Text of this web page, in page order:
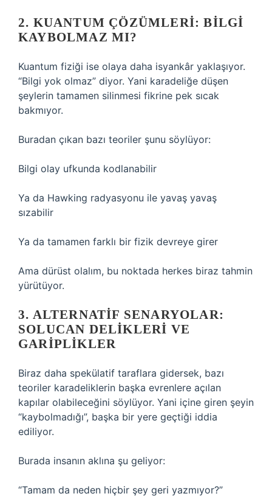
2. KUANTUM ÇÖZÜMLERI: BILGI
KAYBOLMAZ MI?
Kuantum fiziği ise olaya daha isyankâr yaklaşıyor.
“Bilgi yok olmaz” diyor. Yani karadeliğe düşen
şeylerin tamamen silinmesi fikrine pek sıcak
bakmıyor.
Buradan çıkan bazı teoriler şunu söylüyor:
Bilgi olay ufkunda kodlanabilir
Ya da Hawking radyasyonu ile yavaş yavaş
sızabilir
Ya da tamamen farklı bir fizik devreye girer
Ama dürüst olalım, bu noktada herkes biraz tahmin
yürütüyor.
3. ALTERNATIF SENARYOLAR:
SOLUCAN DELIKLERI VE
GARIPLIKLER
Biraz daha spekülatif taraflara gidersek, bazı
teoriler karadeliklerin başka evrenlere açılan
kapılar olabileceğini söylüyor. Yani içine giren şeyin
“kaybolmadığı”, başka bir yere geçtiği iddia
ediliyor.
Burada insanın aklına şu geliyor:
“Tamam da neden hiçbir şey geri yazmıyor?”